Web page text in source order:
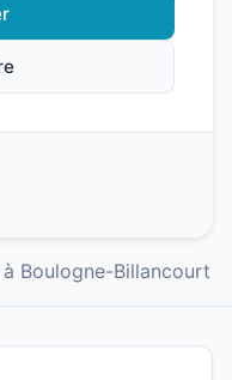
Boulogne-Billancourt